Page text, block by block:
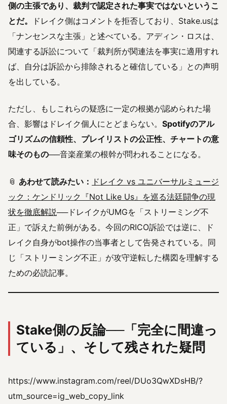
側の主張であり、裁判で認定された事実ではないというこ
とだ。
ドレイク側はコメントを拒否しており、Stake.usは
「ナンセンスな主張」と述べている。アディン・ロスは、
関連する訴訟について「裁判所が関連法を事実に適用すれ
ば、自分は訴訟から排除されると確信している」との声明
を出している。
ただし、もしこれらの疑惑に一定の根拠が認められた場
合、影響はドレイク個人にとどまらない。 Spotifyのアル
ゴリズムの信頼性、プレイリストの公正性、チャートの意
味そのもの──音楽産業の根幹が問われることになる。
📎 あわせて読みたい： ドレイク vs ユニバーサルミュージ
ック：ケンドリック『Not Like Us』を巡る法廷闘争の現
状を徹底解説──ドレイクがUMGを「ストリーミング不
正」で訴えた前例がある。今回のRICO訴訟では逆に、ド
レイク自身がbot操作の当事者として告発されている。同
じ「ストリーミング不正」が攻守逆転した構図を理解する
ための必読記事。
Stake側の反論──「完全に間違っ
ている」、そして残された疑問
https://www.instagram.com/reel/DUo3QwXDsHB/?
utm_source=ig_web_copy_link